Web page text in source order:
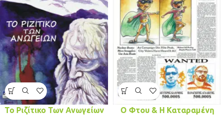
Το Ριζίτικο Των Ανωγείων
Ο Φτου & Η Καταραμένη